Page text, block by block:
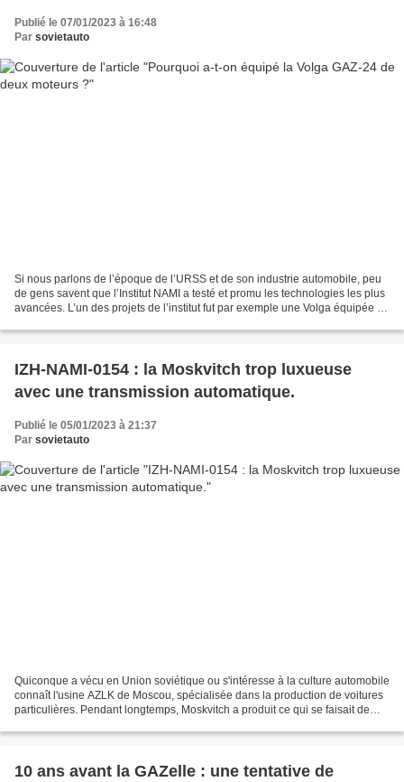
Publié le 07/01/2023 à 16:48
Par sovietauto
Si nous parlons de l’époque de l’URSS et de son industrie automobile, peu
de gens savent que l’Institut NAMI a testé et promu les technologies les plus
avancées. L’un des projets de l’institut fut par exemple une Volga équipée de
IZH-NAMI-0154 : la Moskvitch trop luxueuse
avec une transmission automatique.
Publié le 05/01/2023 à 21:37
Par sovietauto
Quiconque a vécu en Union soviétique ou s'intéresse à la culture automobile
connaît l'usine AZLK de Moscou, spécialisée dans la production de voitures
particulières. Pendant longtemps, Moskvitch a produit ce qui se faisait de
10 ans avant la GAZelle : une tentative de